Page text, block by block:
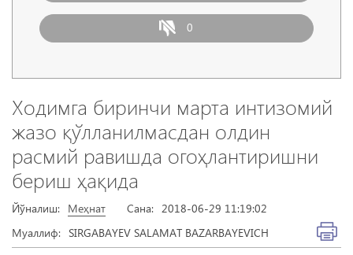
0
Ходимга биринчи марта интизомий
жазо қўлланилмасдан олдин
расмий равишда огоҳлантиришни
бериш ҳақида
Йўналиш: Меҳнат Сана: 2018-06-29 11:19:02
Муаллиф: SIRGABAYEV SALAMAT BAZARBAYEVICH